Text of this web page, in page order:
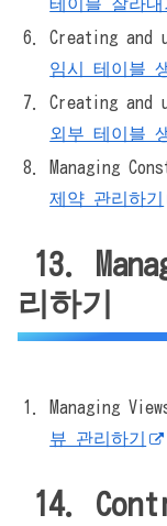
Creating and
임시 테이블
Creating and
외부 테이블
Managing
제약 관리하기
13.
리하기
Managing
뷰 관리하기
14.